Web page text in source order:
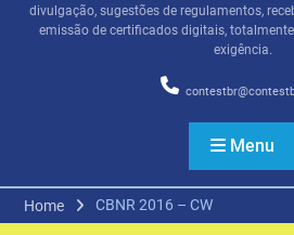
divulgação, sugestões de regulamentos,
emissão de certificados digitais,
exigência.
Menu
Home CBNR 2016 – CW